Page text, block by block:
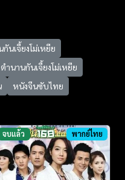
นเจี้ยงโม่เหยีย
ำนานกันเจี้ยงโม่เหยีย
หนังจีนซับไทย
จบแล้ว พากย์ไทย